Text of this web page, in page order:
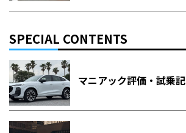
SPECIAL CONTENTS
マニアック評価・試乗記